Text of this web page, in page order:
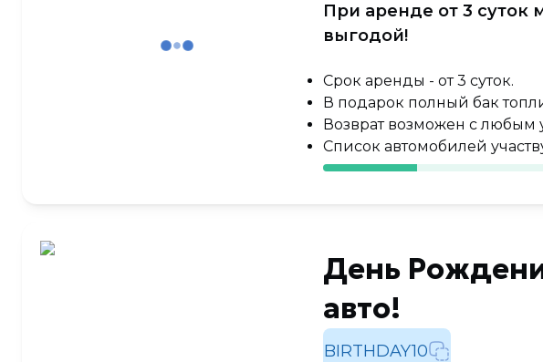
При аренде от 3
выгодой!
Срок аренды - от 3 суток.
В подарок полный бак
Возврат возможен с любым
Cписок автомобилей
День
авто!
BIRTHDAY10